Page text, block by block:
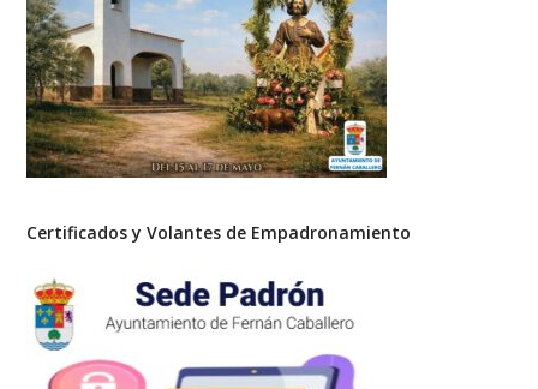
Certificados y Volantes de Empadronamiento